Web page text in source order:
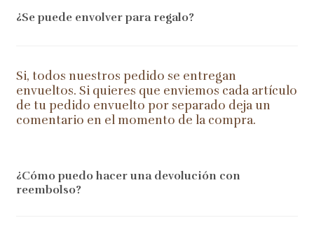
¿Se puede envolver para regalo?
Si, todos nuestros pedido se entregan
envueltos. Si quieres que enviemos cada artículo
de tu pedido envuelto por separado deja un
comentario en el momento de la compra.
¿Cómo puedo hacer una devolución con
reembolso?